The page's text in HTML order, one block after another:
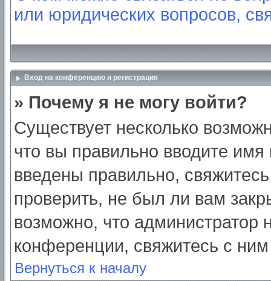
или юридических вопросов,
Вход на конференцию и регистрация
» Почему я не могу войти?
Существует несколько
что вы правильно вводите
введены правильно,
проверить, не был ли вам
возможно, что администратор
конференции, свяжитесь с
Вернуться к началу